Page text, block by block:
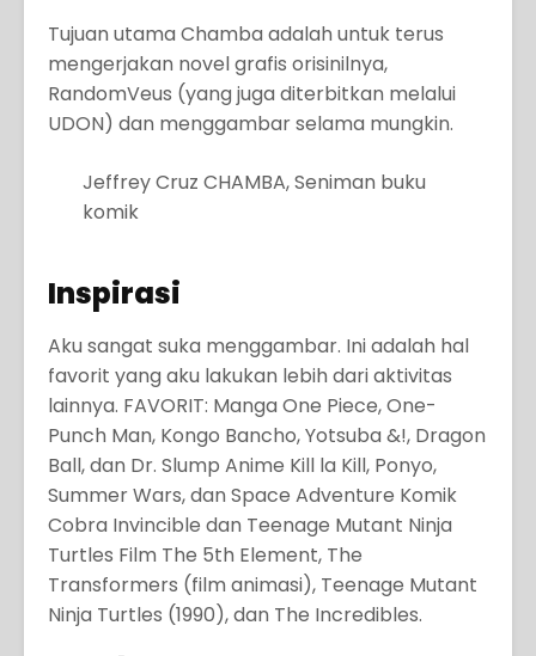
Tujuan utama Chamba adalah untuk terus
mengerjakan novel grafis orisinilnya,
RandomVeus (yang juga diterbitkan melalui
UDON) dan menggambar selama mungkin.
Jeffrey Cruz CHAMBA, Seniman buku
komik
Inspirasi
Aku sangat suka menggambar. Ini adalah hal
favorit yang aku lakukan lebih dari aktivitas
lainnya. FAVORIT: Manga One Piece, One-
Punch Man, Kongo Bancho, Yotsuba &!, Dragon
Ball, dan Dr. Slump Anime Kill la Kill, Ponyo,
Summer Wars, dan Space Adventure Komik
Cobra Invincible dan Teenage Mutant Ninja
Turtles Film The 5th Element, The
Transformers (film animasi), Teenage Mutant
Ninja Turtles (1990), dan The Incredibles.